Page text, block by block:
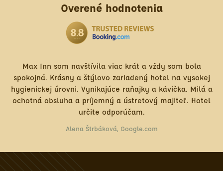
Overené hodnotenia
Inn som navštívila viac krát a vždy som bola
Krásny a štýlovo zariadený hotel na vysokej
úrovni. Vynikajúce raňajky a kávička. Milá a
obsluha a príjemný a ústretový majiteľ. Hotel
určite odporúčam.
Alena Štrbáková, Google.com